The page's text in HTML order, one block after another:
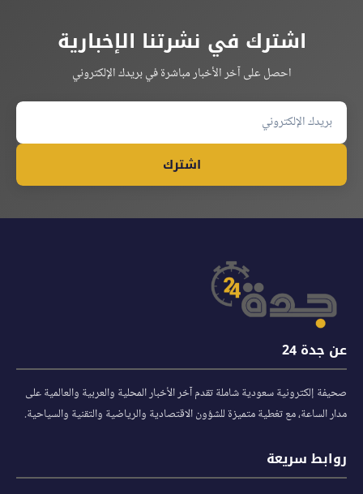
اشترك في نشرتنا الإخبارية
احصل على آخر الأخبار مباشرة في بريدك الإلكتروني
اشترك
عن جدة 24
صحيفة إلكترونية سعودية شاملة تقدم آخر الأخبار المحلية والعربية والعالمية على
مدار الساعة، مع تغطية متميزة للشؤون الاقتصادية والرياضية والتقنية والسياحية.
روابط سريعة